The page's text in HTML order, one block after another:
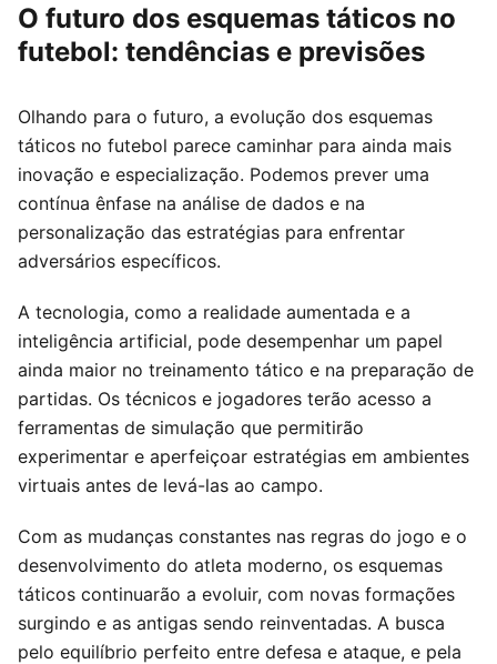
O futuro dos esquemas táticos no
futebol: tendências e previsões
Olhando para o futuro, a evolução dos esquemas
táticos no futebol parece caminhar para ainda mais
inovação e especialização. Podemos prever uma
contínua ênfase na análise de dados e na
personalização das estratégias para enfrentar
adversários específicos.
A tecnologia, como a realidade aumentada e a
inteligência artificial, pode desempenhar um papel
ainda maior no treinamento tático e na preparação de
partidas. Os técnicos e jogadores terão acesso a
ferramentas de simulação que permitirão
experimentar e aperfeiçoar estratégias em ambientes
virtuais antes de levá-las ao campo.
Com as mudanças constantes nas regras do jogo e o
desenvolvimento do atleta moderno, os esquemas
táticos continuarão a evoluir, com novas formações
surgindo e as antigas sendo reinventadas. A busca
pelo equilíbrio perfeito entre defesa e ataque, e pela